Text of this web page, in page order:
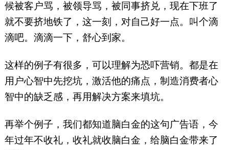
候被客户骂，被领导骂，被同事挤兑，现在下班了
就不要挤地铁了，这一刻，对自己好一点。叫个滴
滴吧。滴滴一下，舒心到家。
这样的例子有很多，可以理解为恐吓营销。都是在
用户心智中先挖坑，激活他的痛点，制造消费者心
智中的缺乏感，再用解决方案来填坑。
再举个例子，我们都知道脑白金的这句广告语，今
年过年不收礼，收礼就收脑白金，给脑白金带来了